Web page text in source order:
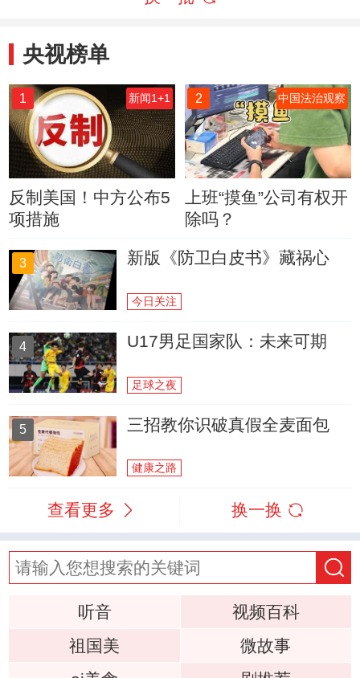
央视榜单
1 新闻1+1
反制美国！中方公布5
项措施
2 中国法治观察
上班“摸鱼”公司有权开
除吗？
3 新版《防卫白皮书》藏祸心
今日关注
4 U17男足国家队：未来可期
足球之夜
5 三招教你识破真假全麦面包
健康之路
查看更多 换一换
听音
视频百科
祖国美
微故事